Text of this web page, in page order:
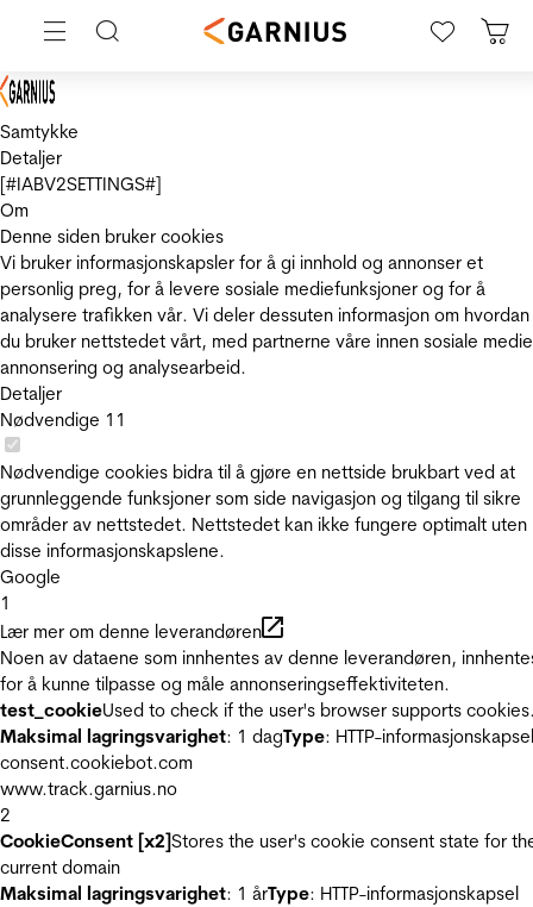
Samtykke
Detaljer
[#IABV2SETTINGS#]
Om
Denne siden bruker cookies
Vi bruker informasjonskapsler for å gi innhold og annonser et
personlig preg, for å levere sosiale mediefunksjoner og for å
analysere trafikken vår. Vi deler dessuten informasjon om hvordan
du bruker nettstedet vårt, med partnerne våre innen sosiale
annonsering og analysearbeid.
Detaljer
Nødvendige 11
Nødvendige cookies bidra til å gjøre en nettside brukbart ved at
grunnleggende funksjoner som side navigasjon og tilgang til sikre
områder av nettstedet. Nettstedet kan ikke fungere optimalt uten
disse informasjonskapslene.
Google
1
Lær mer om denne leverandøren
Noen av dataene som innhentes av denne leverandøren,
for å kunne tilpasse og måle annonseringseffektiviteten.
test_cookieUsed to check if the user's browser supports
Maksimal lagringsvarighet: 1 dagType: HTTP-informasjonskapsel
consent.cookiebot.com
www.track.garnius.no
2
CookieConsent [x2]Stores the user's cookie consent state for
current domain
Maksimal lagringsvarighet: 1 årType: HTTP-informasjonskapsel